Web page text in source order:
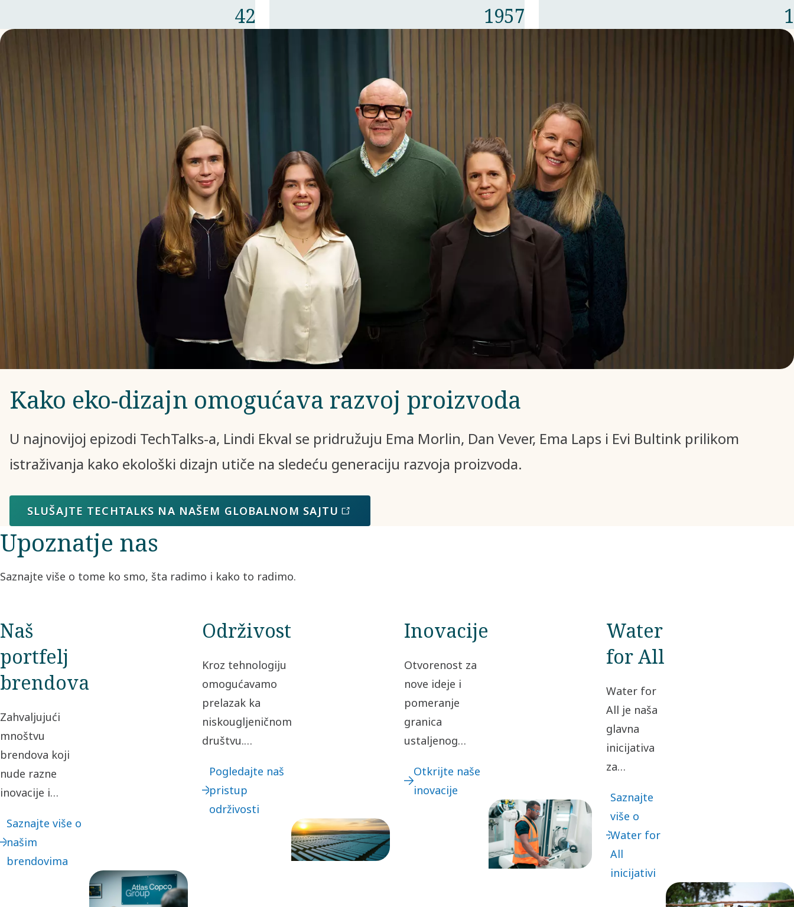
42 1957 1
Kako eko-dizajn omogućava razvoj proizvoda
U najnovijoj epizodi TechTalks-a, Lindi Ekval se pridružuju Ema Morlin, Dan Vever, Ema Laps i Evi Bultink prilikom
istraživanja kako ekološki dizajn utiče na sledeću generaciju razvoja proizvoda.
SLUŠAJTE TECHTALKS NA NAŠEM GLOBALNOM SAJTU
Upoznatje nas
Saznajte više o tome ko smo, šta radimo i kako to radimo.
Naš
portfelj
brendova
Zahvaljujući
mnoštvu
brendova koji
nude razne
inovacije i
najsavremenijim
tehnologijama
prilagođenim
Saznajte više o
našim
brendovima
Održivost
Kroz tehnologiju
omogućavamo
prelazak ka
niskougljeničnom
društvu.
odgovornosti za
naš uticaj i
postupanjem na
Pogledajte naš
pristup
održivosti
Inovacije
Otvorenost za
nove ideje i
pomeranje
granica
ustaljenog
naše inovacije.
To vodi ka
Otkrijte naše
inovacije
Water
for All
Water for
All je naša
glavna
inicijativa
za
u zajednici
finansirana
dobrovoljnim
donacijama
zaposlenih,
Saznajte
više o
Water for
All
inicijativi